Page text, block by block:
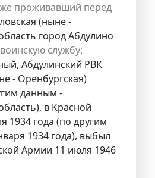
проживавший перед
(ныне -
город Абдулино
службу:
Абдулинский РВК
- Оренбургская)
данным -
в Красной
1934 года (по другим
1934 года), выбыл
Армии 11 июля 1946